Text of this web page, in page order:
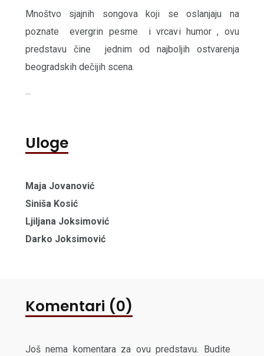
Mnoštvo sjajnih songova koji se oslanjaju na
poznate ​ ​evergrin pesme ​ i​ vrcavi humor ​,​ ovu
predstavu čine ​ ​jednim od najboljih ostvarenja
beogradskih dečijih scena.
...
Uloge
Maja Jovanović
Siniša Kosić
Ljiljana Joksimović
Darko Joksimović
Komentari (0)
Još nema komentara za ovu predstavu. Budite